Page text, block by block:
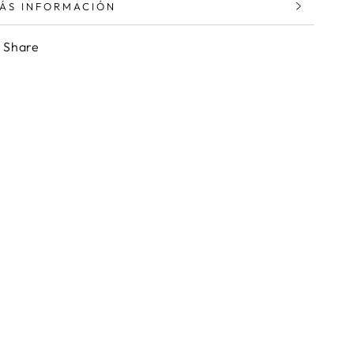
INFORMACIÓN
IMÁGENES
Share